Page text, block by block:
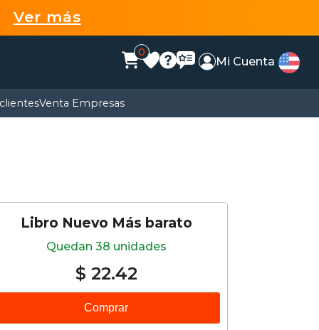
Ver más
0
Mi Cuenta
Venta Empresas
Libro Nuevo Más barato
Quedan 38 unidades
$ 22.42
Comprar